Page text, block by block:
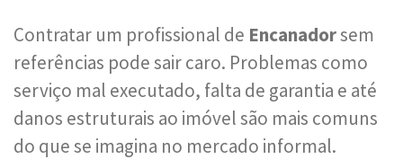
Contratar um profissional de Encanadorsem
referências pode sair caro. Problemas como
serviço mal executado, falta de garantia e até
danos estruturais ao imóvel são mais comuns
do que se imagina no mercado informal.